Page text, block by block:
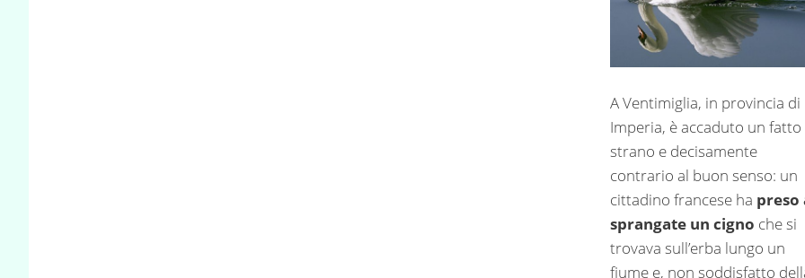
A Ventimiglia, in provincia di
Imperia, è accaduto un fatto
strano e decisamente
contrario al buon senso: un
cittadino francese ha preso
sprangate un cigno che si
trovava sull’erba lungo un
fiume e, non soddisfatto